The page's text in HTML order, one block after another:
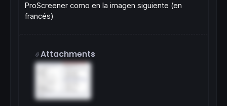
ProScreener como en la imagen siguiente (en
francés)
Attachments